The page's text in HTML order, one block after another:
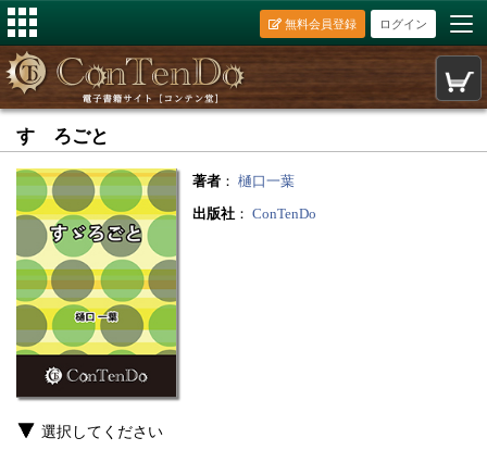
ログイン
無料会員登録
すゞろごと
著者 ： 樋口一葉
出版社 ： ConTenDo
選択してください